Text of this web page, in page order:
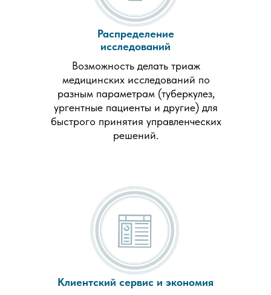
Распределение
исследований
Возможность делать триаж
медицинских исследований по
разным параметрам (туберкулез,
ургентные пациенты и другие) для
быстрого принятия управленческих
решений.
Клиентский сервис и экономия